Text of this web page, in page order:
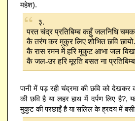
महेश).
३.
परत चंद्र प्रतिबिम्ब कहुँ जलनिधि
कै तरंग कर मुकुर लिए शोभित छवि छायो.
कै रास रमन में हरि मुकुट आभा जल
कै जल-उर हरि मूरति बसत ना
पानी में पड़ रही चंद्रमा की छवि को
की छवि है या लहर हाथ में दर्पण लिए है?,
मुकुट की परछाईं है या सलिल के ह्रदय में बसी